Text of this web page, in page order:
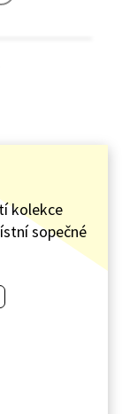
kolekce
sopečné